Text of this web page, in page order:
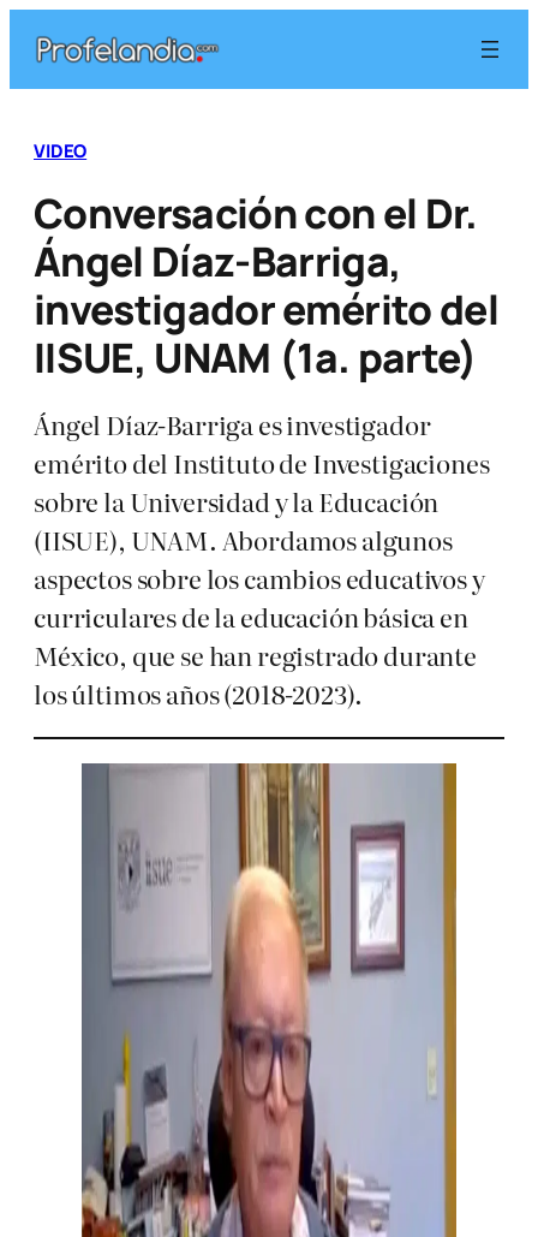
contenido
VIDEO
Conversación con el Dr.
Ángel Díaz-Barriga,
investigador emérito del
IISUE, UNAM (1a. parte)
Ángel Díaz-Barriga es investigador
emérito del Instituto de Investigaciones
sobre la Universidad y la Educación
(IISUE), UNAM. Abordamos algunos
aspectos sobre los cambios educativos y
curriculares de la educación básica en
México, que se han registrado durante
los últimos años (2018-2023).